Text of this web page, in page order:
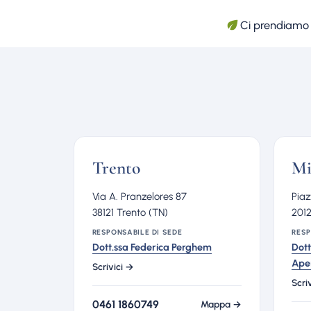
Ci
Trento
Via A. Pranzelores 87
38121 Trento (TN)
RESPONSABILE DI SEDE
Dott.ssa Federica Perghem
Scrivici →
0461 1860749 Mappa →